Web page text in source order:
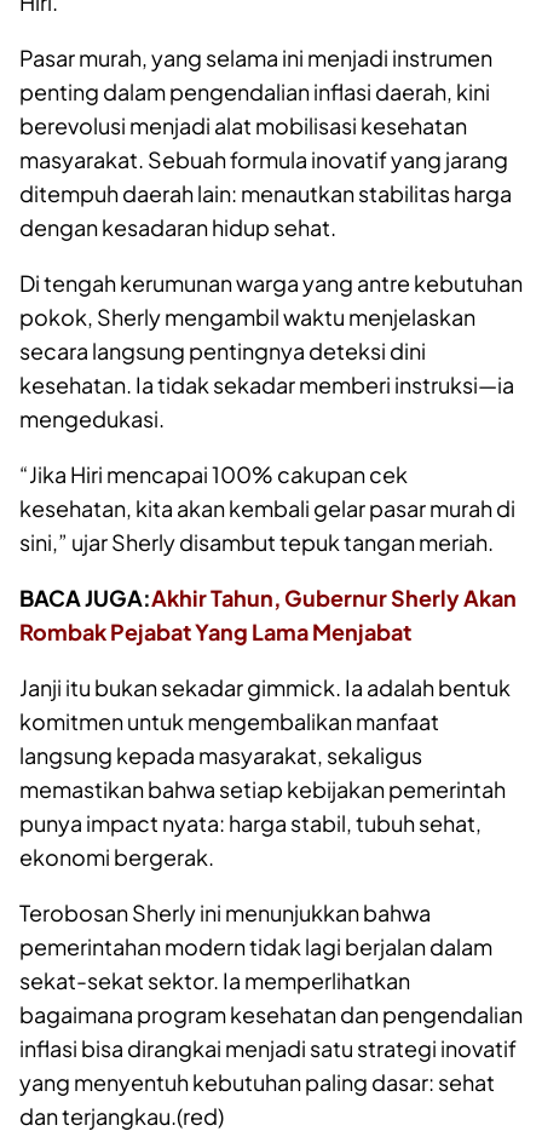
Pasar murah, yang selama ini menjadi instrumen
penting dalam pengendalian inflasi daerah, kini
berevolusi menjadi alat mobilisasi kesehatan
masyarakat. Sebuah formula inovatif yang jarang
ditempuh daerah lain: menautkan stabilitas harga
dengan kesadaran hidup sehat.
Di tengah kerumunan warga yang antre kebutuhan
pokok, Sherly mengambil waktu menjelaskan
secara langsung pentingnya deteksi dini
kesehatan. Ia tidak sekadar memberi instruksi—ia
mengedukasi.
“Jika Hiri mencapai 100% cakupan cek
kesehatan, kita akan kembali gelar pasar murah di
sini,” ujar Sherly disambut tepuk tangan meriah.
BACA JUGA:Akhir Tahun, Gubernur Sherly Akan
Rombak Pejabat Yang Lama Menjabat
Janji itu bukan sekadar gimmick. Ia adalah bentuk
komitmen untuk mengembalikan manfaat
langsung kepada masyarakat, sekaligus
memastikan bahwa setiap kebijakan pemerintah
punya impact nyata: harga stabil, tubuh sehat,
ekonomi bergerak.
Terobosan Sherly ini menunjukkan bahwa
pemerintahan modern tidak lagi berjalan dalam
sekat-sekat sektor. Ia memperlihatkan
bagaimana program kesehatan dan pengendalian
inflasi bisa dirangkai menjadi satu strategi inovatif
yang menyentuh kebutuhan paling dasar: sehat
dan terjangkau.(red)